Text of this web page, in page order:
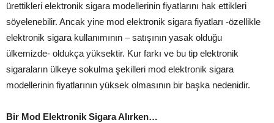
ürettikleri elektronik sigara modellerinin fiyatlarını hak ettikleri
söyelenebilir. Ancak yine mod elektronik sigara fiyatları -özellikle
elektronik sigara kullanımının – satışının yasak olduğu
ülkemizde- oldukça yüksektir. Kur farkı ve bu tip elektronik
sigaraların ülkeye sokulma şekilleri mod elektronik sigara
modellerinin fiyatlarının yüksek olmasının bir başka nedenidir.
Bir Mod Elektronik Sigara Alırken…